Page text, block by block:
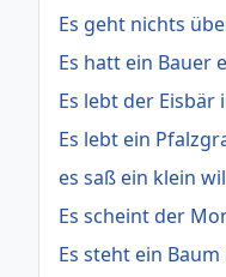
Es geht nichts
Es hatt ein Bauer
Es lebt der Eisbär
Es lebt ein
es saß ein klein
Es scheint der
Es steht ein